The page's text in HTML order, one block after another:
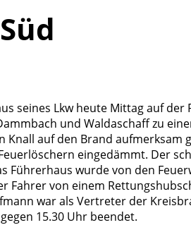
seines Lkw heute Mittag auf der
und Waldaschaff zu
auf den Brand aufmerksam
eingedämmt. Der
Führerhaus wurde von den
von einem
war als Vertreter der
15.30 Uhr beendet.